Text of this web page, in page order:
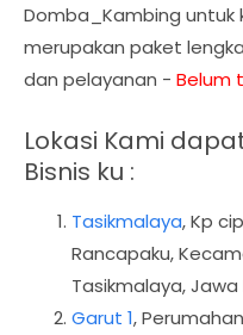
Domba_Kambing untuk
merupakan paket
dan pelayanan - Belum
Lokasi Kami
Bisnis ku :
Tasikmalaya,Kp
Rancapaku,
Tasikmalaya,
Garut 1,